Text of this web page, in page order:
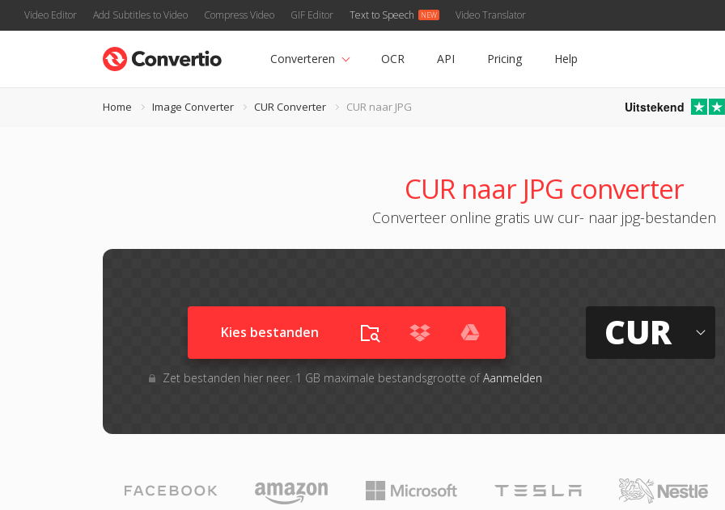
Video Editor Add Subtitles to Video Compress Video GIF Editor Text to Speech Video Translator
Converteren OCR API Pricing Help
Home Image Converter CUR Converter CUR naar JPG Uitstekend
CUR naar JPG converter
Converteer online gratis uw cur- naar jpg-bestanden
Kies bestanden
Zet bestanden hier neer. 1 GB maximale bestandsgrootte ofAanmelden
CUR